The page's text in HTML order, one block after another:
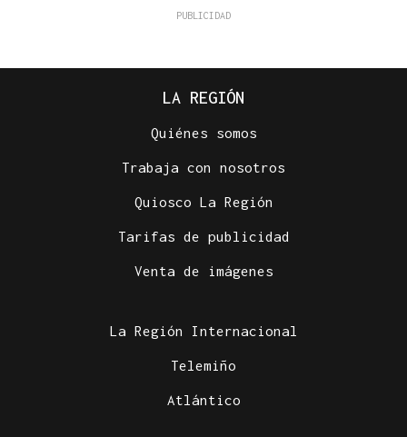
LA REGIÓN
Quiénes somos
Trabaja con nosotros
Quiosco La Región
Tarifas de publicidad
Venta de imágenes
La Región Internacional
Telemiño
Atlántico